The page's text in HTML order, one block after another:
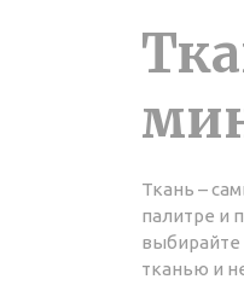
Ткань –
палитре и
выбирайте
тканью и